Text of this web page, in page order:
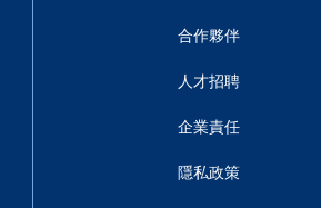
合作夥伴
人才招聘
企業責任
隱私政策